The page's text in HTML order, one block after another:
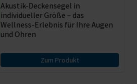
Akustik-Deckensegel in
individueller Größe – das
Wellness-Erlebnis für Ihre Augen
und Ohren
Zum Produkt